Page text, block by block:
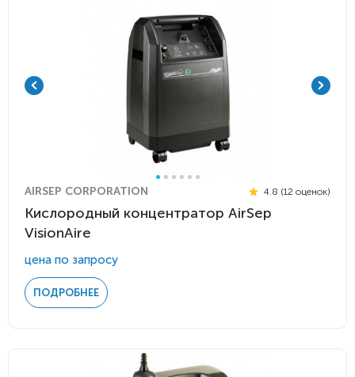
AIRSEP CORPORATION 4.8 (12 оценок)
Кислородный концентратор AirSep
VisionAire
цена по запросу
ПОДРОБНЕЕ